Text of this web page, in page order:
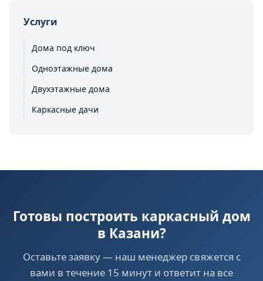
Услуги
Дома под ключ
Одноэтажные дома
Двухэтажные дома
Каркасные дачи
Готовы построить каркасный дом
в Казани?
Оставьте заявку — наш менеджер свяжется с
вами в течение 15 минут и ответит на все